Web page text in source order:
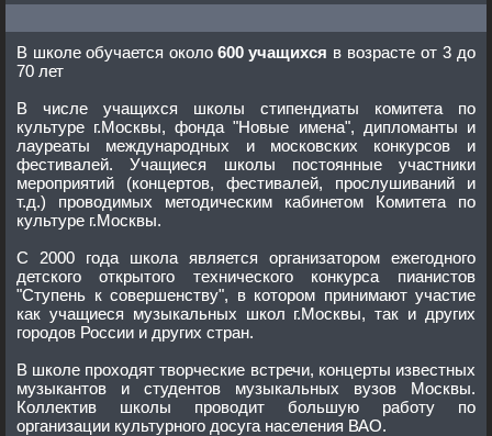
В школе обучается около 600 учащихся в возрасте от 3 до
70 лет
В числе учащихся школы стипендиаты комитета по
культуре г.Москвы, фонда "Новые имена", дипломанты и
лауреаты международных и московских конкурсов и
фестивалей. Учащиеся школы постоянные участники
мероприятий (концертов, фестивалей, прослушиваний и
т.д.) проводимых методическим кабинетом Комитета по
культуре г.Москвы.
С 2000 года школа является организатором ежегодного
детского открытого технического конкурса пианистов
"Ступень к совершенству", в котором принимают участие
как учащиеся музыкальных школ г.Москвы, так и других
городов России и других стран.
В школе проходят творческие встречи, концерты известных
музыкантов и студентов музыкальных вузов Москвы.
Коллектив школы проводит большую работу по
организации культурного досуга населения ВАО.